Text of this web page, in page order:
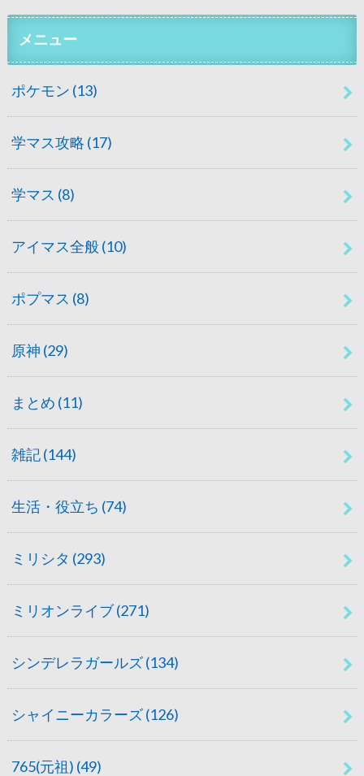
メニュー
ポケモン (13)
学マス攻略 (17)
学マス (8)
アイマス全般 (10)
ポプマス (8)
原神 (29)
まとめ (11)
雑記(144)
生活・役立ち (74)
ミリシタ (293)
ミリオンライブ(271)
シンデレラガールズ(134)
シャイニーカラーズ(126)
765(元祖) (49)